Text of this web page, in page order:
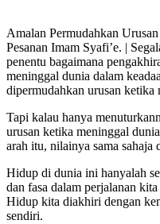
Amalan Permudahkan
Pesanan Imam Syafi’e. |
penentu bagaimana
meninggal dunia dalam
dipermudahkan urusan ketika
Tapi kalau hanya
urusan ketika meninggal
arah itu, nilainya sama sahaja
Hidup di dunia ini hanyalah
dan fasa dalam perjalanan
Hidup kita diakhiri dengan
sendiri.